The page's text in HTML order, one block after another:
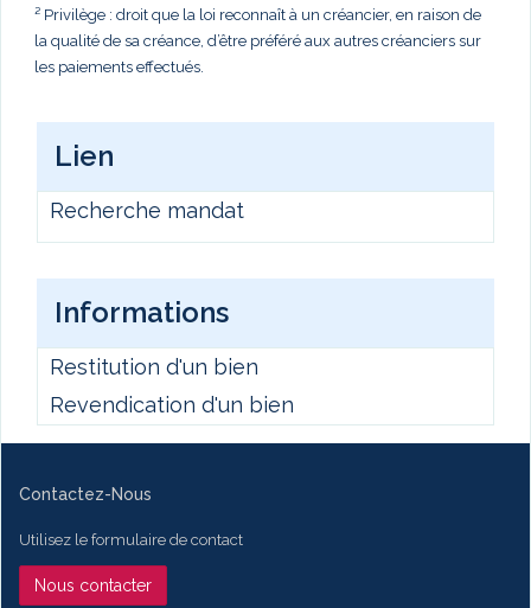
² Privilège : droit que la loi reconnaît à un créancier, en raison de
la qualité de sa créance, d’être préféré aux autres créanciers sur
les paiements effectués.
Lien
Recherche mandat
Informations
Restitution d'un bien
Revendication d'un bien
Contactez-Nous
Utilisez le formulaire de contact
Nous contacter